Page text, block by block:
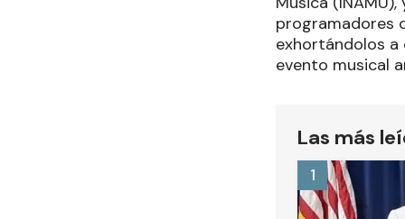
programadores
exhortándolos
evento musical
Las más
1